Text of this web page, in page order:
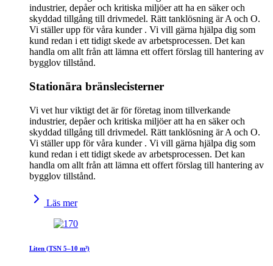
industrier, depåer och kritiska miljöer att ha en säker och
skyddad tillgång till drivmedel. Rätt tanklösning är A och O.
Vi ställer upp för våra kunder . Vi vill gärna hjälpa dig som
kund redan i ett tidigt skede av arbetsprocessen. Det kan
handla om allt från att lämna ett offert förslag till hantering av
bygglov tillstånd.
Stationära bränslecisterner
Vi vet hur viktigt det är för företag inom tillverkande
industrier, depåer och kritiska miljöer att ha en säker och
skyddad tillgång till drivmedel. Rätt tanklösning är A och O.
Vi ställer upp för våra kunder . Vi vill gärna hjälpa dig som
kund redan i ett tidigt skede av arbetsprocessen. Det kan
handla om allt från att lämna ett offert förslag till hantering av
bygglov tillstånd.
Läs mer
Liten (TSN 5–10 m³)